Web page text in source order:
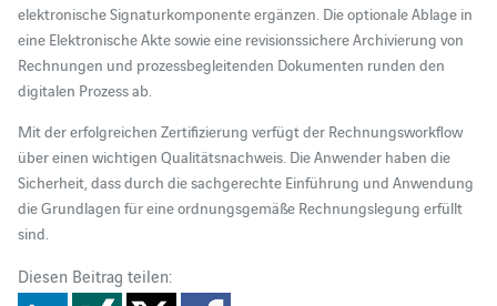
elektronische Signaturkomponente ergänzen. Die optionale Ablage in
eine Elektronische Akte sowie eine revisionssichere Archivierung von
Rechnungen und prozessbegleitenden Dokumenten runden den
digitalen Prozess ab.
Mit der erfolgreichen Zertifizierung verfügt der Rechnungsworkflow
über einen wichtigen Qualitätsnachweis. Die Anwender haben die
Sicherheit, dass durch die sachgerechte Einführung und Anwendung
die Grundlagen für eine ordnungsgemäße Rechnungslegung erfüllt
sind.
Diesen Beitrag teilen: